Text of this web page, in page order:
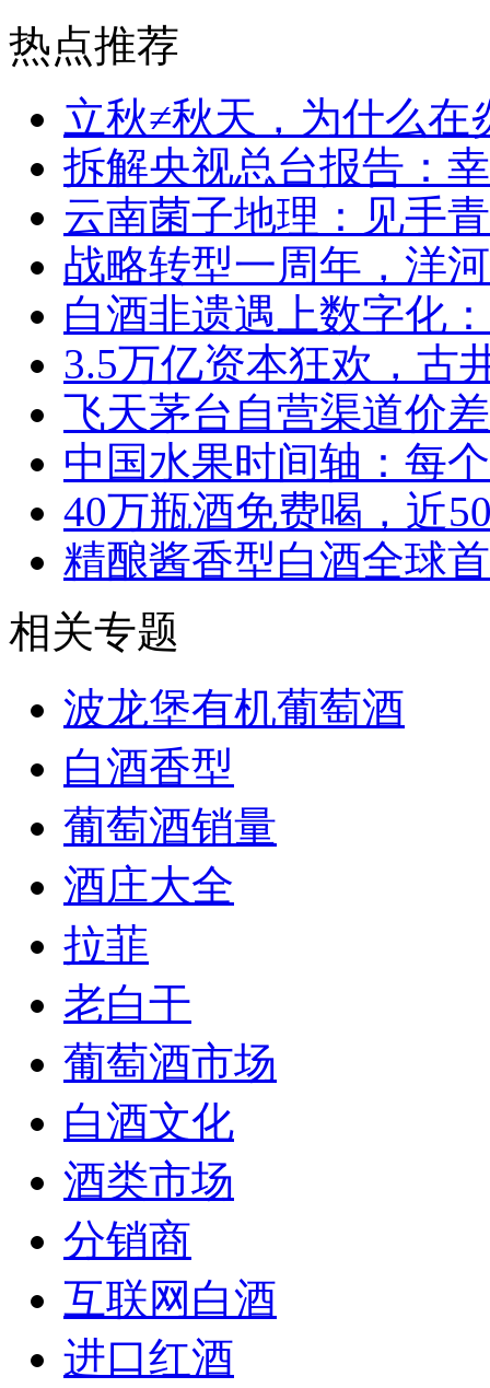
热点推荐
立秋≠秋天，为什么在
拆解央视总台报告：
云南菌子地理：见手
战略转型一周年，洋
白酒非遗遇上数字化
3.5万亿资本狂欢，古
飞天茅台自营渠道价
中国水果时间轴：每
40万瓶酒免费喝，近
精酿酱香型白酒全球
相关专题
波龙堡有机葡萄酒
白酒香型
葡萄酒销量
酒庄大全
拉菲
老白干
葡萄酒市场
白酒文化
酒类市场
分销商
互联网白酒
进口红酒